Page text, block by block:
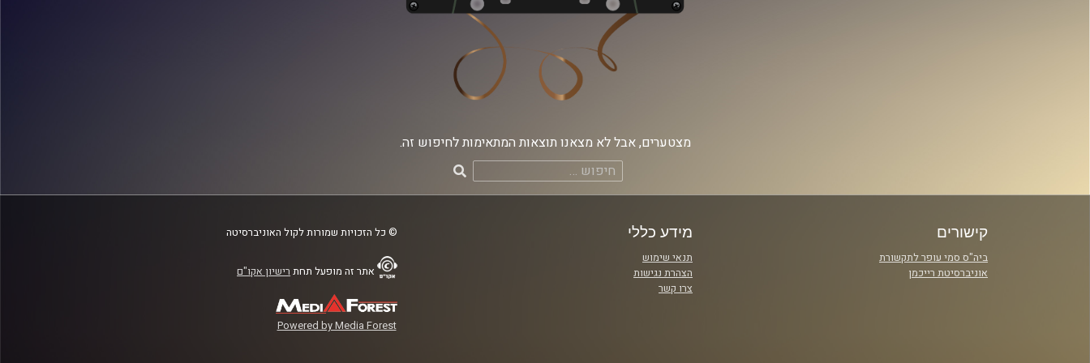
מצטערים, אבל לא מצאנו תוצאות המתאימות לחיפוש זה.
חיפוש:
קישורים
ביה"ס סמי עופר לתקשורת
אוניברסיטת רייכמן
מידע כללי
תנאי שימוש
הצהרת נגישות
צרו קשר
© כל הזכויות שמורות לקול האוניברסיטה
אתר זה מופעל תחת רישיון אקו"ם
Powered by Media Forest